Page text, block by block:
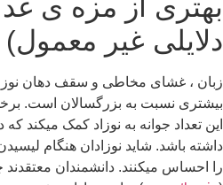
بهتری از مزه ی
دلایلی غیر معمول)
زبان ، غشای مخاطی و سقف دهان
بیشتری نسبت به بزرگسالان است.
این تعداد جوانه به نوزاد کمک میکند
داشته باشد. شاید نوزادان هنگام
را احساس میکنند. دانشمندان